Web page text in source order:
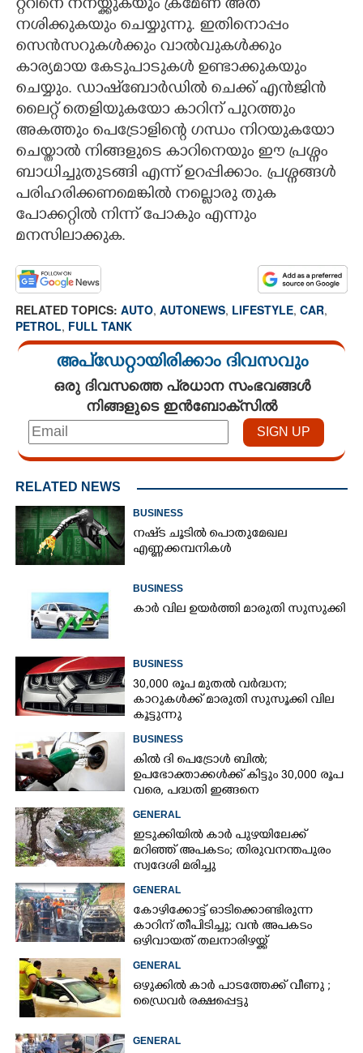
റ്ററിനെ നനയ്ക്കുകയും ക്രമേണ അത്
നശിക്കുകയും ചെയ്യുന്നു. ഇതിനൊപ്പം
സെൻസറുകൾക്കും വാൽവുകൾക്കും
കാര്യമായ കേടുപാടുകൾ ഉണ്ടാക്കുകയും
ചെയ്യും. ഡാഷ്‌ബോർഡിൽ ചെക്ക് എൻജിൻ
ലൈ​റ്റ് തെളിയുകയോ കാറിന് പുറത്തും
അകത്തും പെട്രോളിന്റെ ഗന്ധം നിറയുകയോ
ചെയ്താൽ നിങ്ങളുടെ കാറിനെയും ഈ പ്രശ്നം
ബാധിച്ചുതുടങ്ങി എന്ന് ഉറപ്പിക്കാം. പ്രശ്നങ്ങൾ
പരിഹരിക്കണമെങ്കിൽ നല്ലൊരു തുക
പോക്കറ്റിൽ നിന്ന് പോകും എന്നും
മനസിലാക്കുക.
RELATED TOPICS: AUTO, AUTONEWS, LIFESTYLE, CAR,
PETROL, FULL TANK
അപ്ഡേറ്റായിരിക്കാം ദിവസവും
ഒരു ദിവസത്തെ പ്രധാന സംഭവങ്ങൾ
നിങ്ങളുടെ ഇൻബോക്സിൽ
RELATED NEWS
BUSINESS
നഷ്‌ട ചൂടിൽ പൊതുമേഖല
എണ്ണക്കമ്പനികൾ
BUSINESS
കാർ വില ഉയർത്തി മാരുതി സുസുക്കി
BUSINESS
30,000 രൂപ മുതല്‍ വര്‍ദ്ധന;
കാറുകള്‍ക്ക് മാരുതി സുസൂക്കി വില
കൂട്ടുന്നു
BUSINESS
കില്‍ ദി പെട്രോള്‍ ബില്‍;
ഉപഭോക്താക്കള്‍ക്ക് കിട്ടും 30,000 രൂപ
വരെ, പദ്ധതി ഇങ്ങനെ
GENERAL
ഇടുക്കിയിൽ കാർ പുഴയിലേക്ക്
മറിഞ്ഞ് അപകടം; തിരുവനന്തപുരം
സ്വദേശി മരിച്ചു
GENERAL
കോഴിക്കോട്ട് ഓടിക്കൊണ്ടിരുന്ന
കാറിന് തീപിടിച്ചു; വൻ അപകടം
ഒഴിവായത് തലനാരിഴയ്ക്ക്
GENERAL
ഒഴുക്കിൽ കാർ പാടത്തേക്ക് വീണു ;
ഡ്രൈവർ രക്ഷപ്പെട്ടു
GENERAL